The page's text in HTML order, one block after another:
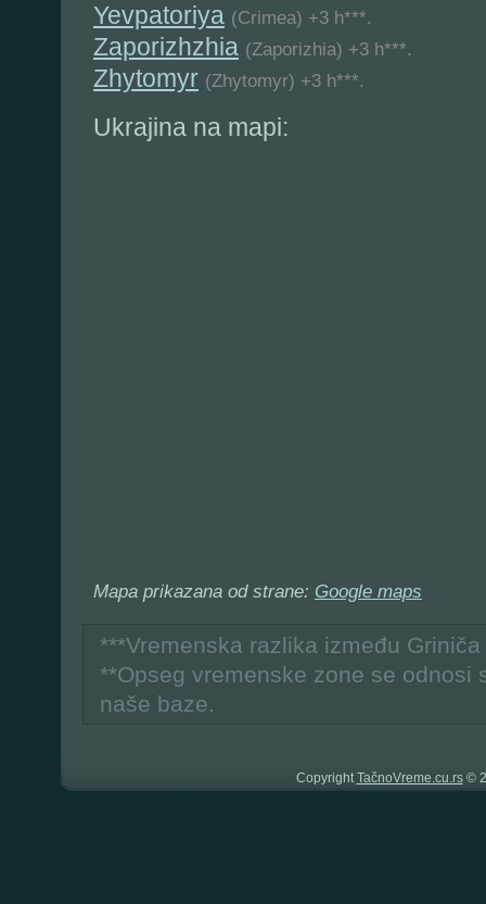
Yevpatoriya (Crimea) +3 h***.
Zaporizhzhia (Zaporizhia) +3 h***.
Zhytomyr (Zhytomyr) +3 h***.
Ukrajina na mapi:
Mapa prikazana od strane: Google maps
***Vremenska razlika između
**Opseg vremenske zone se odnosi
naše baze.
CopyrightTačnoVreme.cu.rs©